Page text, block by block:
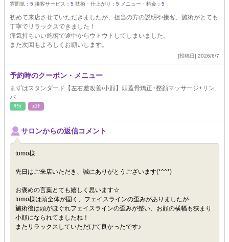
雰囲気： 5 接客サービス： 5 技術・仕上がり： 5 メニュー・料金： 5
初めて来店させていただきましたが、担当の方の説明や接客、施術がとても
丁寧でリラックスできました！
痛気持ちいい施術で途中からウトウトしてしまいました。
また次回もよろしくお願いします。
[投稿日] 2026/6/7
予約時のクーポン・メニュー
まずはスタンダード【左右差改善/小顔】頭蓋骨矯正+整顔マッサージ+リン
パ
ﾘﾗｸ ｴｽﾃ
サロンからの返信コメント
tomo様
先日はご来店いただき、誠にありがとうございます(*^^*)
お褒めの言葉とても嬉しく思います☆
tomo様は頭全体が固く、フェイスラインの歪みがありましたが
施術後は頭がほぐれフェイスラインの歪みが整い、お顔の横幅も狭まり
小顔になられてましたね！
またリラックスしていただけて良かったです♪